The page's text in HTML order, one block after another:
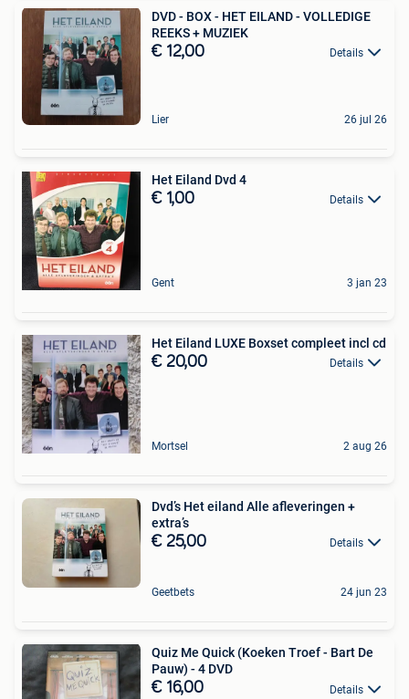
DVD - BOX - HET EILAND - VOLLEDIGE
REEKS + MUZIEK
€ 12,00 Details
Lier 26 jul 26
Het Eiland Dvd 4
€ 1,00 Details
Gent 3 jan 23
Het Eiland LUXE Boxset compleet incl cd
€ 20,00 Details
Mortsel 2 aug 26
Dvd’s Het eiland Alle afleveringen +
extra’s
€ 25,00 Details
Geetbets 24 jun 23
Quiz Me Quick (Koeken Troef - Bart De
Pauw) - 4 DVD
€ 16,00 Details